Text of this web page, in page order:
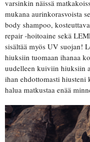
varsinkin näissä
mukana aurinkorasvoista
body shampoo,
repair -hoitoaine sekä
sisältää myös UV suojan!
hiuksiin tuomaan ihanaa
uudelleen kuiviin hiuksiin
ihan ehdottomasti
halua matkustaa enää